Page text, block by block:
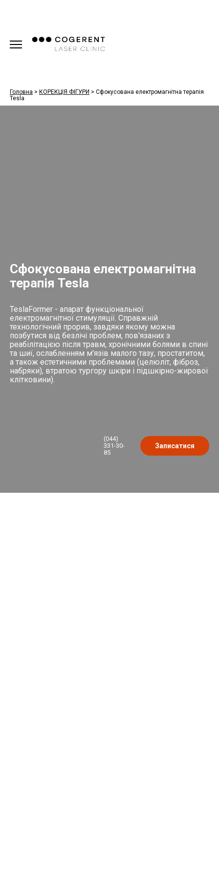
Головна > КОРЕКЦІЯ ФІГУРИ > Сфокусована електромагнітна терапія
Tesla
Сфокусована електромагнітна
терапія Tesla
TeslaFormer - апарат функціональної
електромагнітної стимуляції. Справжній
технологічний прорив, завдяки якому можна
позбутися від безлічі проблем, пов'язаних з
реабілітацією після травм, хронічними болями в спині
та шиї, ослабленням м'язів малого тазу, простатитом,
а також естетичними проблемами (целюліт, фіброз,
набряки), втратою тургору шкіри і підшкірно-жирової
клітковини).
(044)
331-30-
85
Записатися